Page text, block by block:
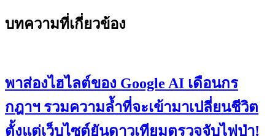
บทความที่เกี่ยวข้อง
พาส่องไฮไลต์ของ Google AI เดือนกร
กฎาฯ รวมความล้ำที่จะเข้ามาเปลี่ยนชีวิต
ตั้งแต่เว็บไซต์ยันดาวเทียมตรวจจับไฟป่า!